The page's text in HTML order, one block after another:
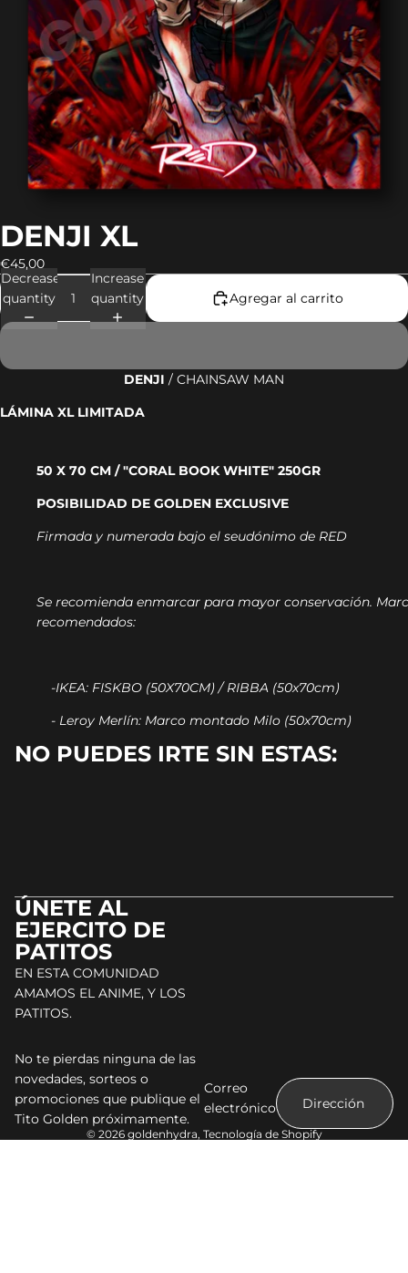
DENJI XL
€45,00
Decrease
quantity
Increase
quantity
Agregar al carrito
DENJI / CHAINSAW MAN
LÁMINA XL LIMITADA
50 X 70 CM / "CORAL BOOK WHITE" 250GR
POSIBILIDAD DE GOLDEN EXCLUSIVE
Firmada y numerada bajo el seudónimo de RED
Se recomienda enmarcar para mayor conservación.
recomendados:
-IKEA: FISKBO (50X70CM) / RIBBA (50x70cm)
- Leroy Merlín: Marco montado Milo (50x70cm)
NO PUEDES IRTE SIN ESTAS:
ÚNETE AL
EJERCITO DE
PATITOS
EN ESTA COMUNIDAD
AMAMOS EL ANIME, Y LOS
PATITOS.
No te pierdas ninguna de las
novedades, sorteos o
promociones que publique el
Tito Golden próximamente.
Correo
electrónico
© 2026 goldenhydra, Tecnología de Shopify